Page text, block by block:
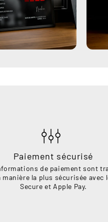
Paiement sécurisé
de paiement sont
manière la plus sécurisée avec
Secure et Apple Pay.